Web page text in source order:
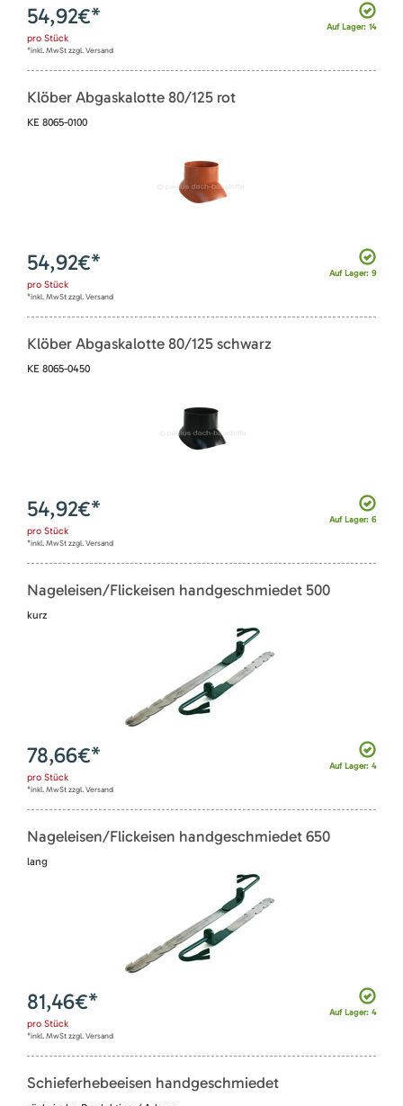
Auf Lager: 14
54,92€*
pro Stück
*inkl. MwSt zzgl. Versand
Klöber Abgaskalotte 80/125 rot
KE 8065-0100
Auf Lager: 9
54,92€*
pro Stück
*inkl. MwSt zzgl. Versand
Klöber Abgaskalotte 80/125 schwarz
KE 8065-0450
Auf Lager: 6
54,92€*
pro Stück
*inkl. MwSt zzgl. Versand
Nageleisen/Flickeisen handgeschmiedet 500
kurz
Auf Lager: 4
78,66€*
pro Stück
*inkl. MwSt zzgl. Versand
Nageleisen/Flickeisen handgeschmiedet 650
lang
Auf Lager: 4
81,46€*
pro Stück
*inkl. MwSt zzgl. Versand
Schieferhebeeisen handgeschmiedet